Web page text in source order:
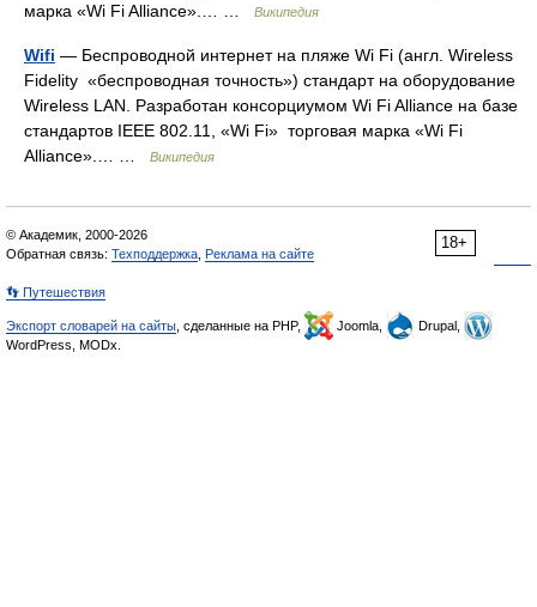
марка «Wi Fi Alliance».… …
Википедия
Wifi — Беспроводной интернет на пляже Wi Fi (англ. Wireless
Fidelity «беспроводная точность») стандарт на оборудование
Wireless LAN. Разработан консорциумом Wi Fi Alliance на базе
стандартов IEEE 802.11, «Wi Fi» торговая марка «Wi Fi
Alliance».… …
Википедия
18+
© Академик, 2000-2026
Обратная связь: Техподдержка Реклама на сайте
👣 Путешествия
Экспорт словарей на сайты , сделанные на PHP, Joomla,
Drupal,
WordPress, MODx.